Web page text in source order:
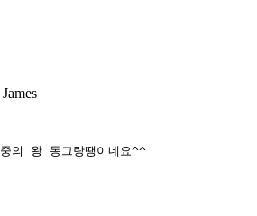
의 왕 동그랑땡이네요^^